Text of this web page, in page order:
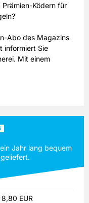
Prämien-Ködern für
Abo des Magazins
informiert Sie
Mit einem
top-informiert sind,
zum Thema
aus der Welt der
Ausrüstung.
dem Markt, mit
und Fangerfolge
Überblick. Wenn
attraktive Extras,
i
Jahr lang bequem
EUR